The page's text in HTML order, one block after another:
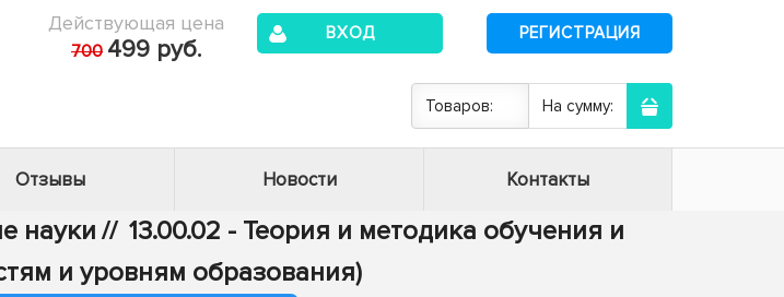
Действующая цена
700 499 руб.
ВХОД РЕГИСТРАЦИЯ
Товаров: На сумму:
Отзывы Новости Контакты
науки // 13.00.02 - Теория и методика обучения и
и уровням образования)